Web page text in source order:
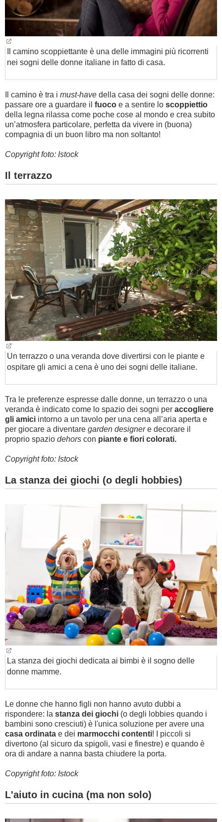
Il camino scoppiettante è una delle immagini più ricorrenti
nei sogni delle donne italiane in fatto di casa.
Il camino è tra i must-have della casa dei sogni delle donne:
passare ore a guardare il fuoco e a sentire lo scoppiettio
della legna rilassa come poche cose al mondo e crea subito
un’atmosfera particolare, perfetta da vivere in (buona)
compagnia di un buon libro ma non soltanto!
Copyright foto: Istock
Il terrazzo
Un terrazzo o una veranda dove divertirsi con le piante e
ospitare gli amici a cena è uno dei sogni delle italiane.
Tra le preferenze espresse dalle donne, un terrazzo o una
veranda è indicato come lo spazio dei sogni per accogliere
gli amici intorno a un tavolo per una cena all’aria aperta e
per giocare a diventare garden designer e decorare il
proprio spazio dehors con piante e fiori colorati.
Copyright foto: Istock
La stanza dei giochi (o degli hobbies)
La stanza dei giochi dedicata ai bimbi è il sogno delle
donne mamme.
Le donne che hanno figli non hanno avuto dubbi a
rispondere: la stanza dei giochi (o degli lobbies quando i
bambini sono cresciuti) è l'unica soluzione per avere una
casa ordinata e dei marmocchi contenti! I piccoli si
divertono (al sicuro da spigoli, vasi e finestre) e quando è
ora di andare a nanna basta chiudere la porta.
Copyright foto: Istock
L'aiuto in cucina (ma non solo)